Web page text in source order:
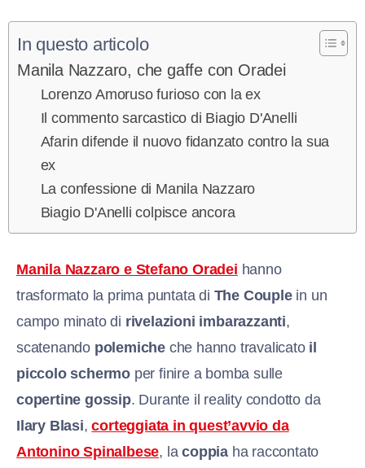
In questo articolo
Manila Nazzaro, che gaffe con Oradei
Lorenzo Amoruso furioso con la ex
Il commento sarcastico di Biagio D'Anelli
Afarin difende il nuovo fidanzato contro la sua
ex
La confessione di Manila Nazzaro
Biagio D'Anelli colpisce ancora
Manila Nazzaro e Stefano Oradei hanno
trasformato la prima puntata di The Couplein un
campo minato di rivelazioni imbarazzanti,
scatenando polemiche che hanno travalicato il
piccolo schermo per finire a bomba sulle
copertine gossip. Durante il reality condotto da
Ilary Blasi,corteggiata in quest’avvio da
Antonino Spinalbese, lacoppia ha raccontato